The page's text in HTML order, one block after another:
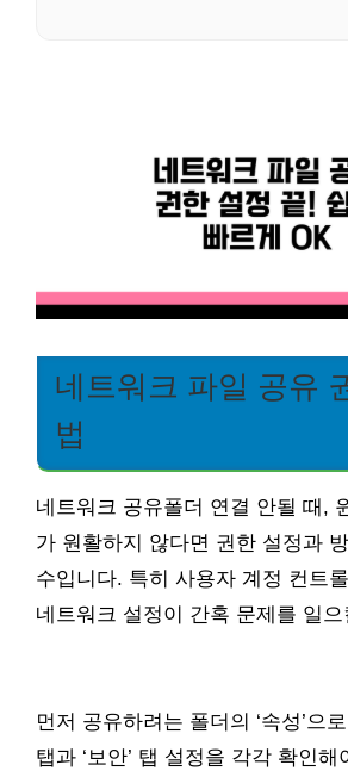
네트워크 파일 공유
법
네트워크 공유폴더 연결 안될 때,
가 원활하지 않다면 권한 설정과
수입니다. 특히 사용자 계정 컨트
네트워크 설정이 간혹 문제를 일
먼저 공유하려는 폴더의 ‘속성’으
탭과 ‘보안’ 탭 설정을 각각 확인해